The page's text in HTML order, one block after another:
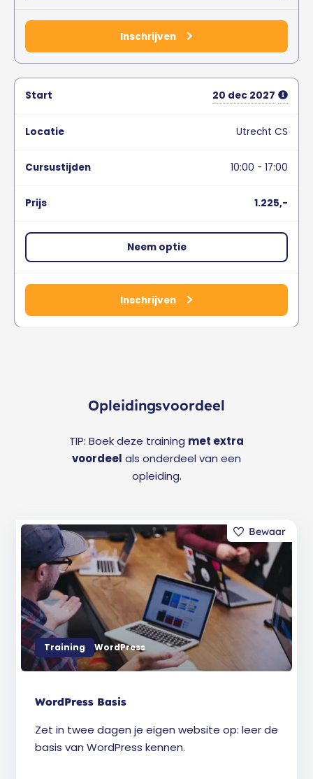
Inschrijven
20 dec 2027
Utrecht CS
10:00 - 17:00
1.225,-
Neem optie
Inschrijven
Opleidingsvoordeel
TIP: Boek deze training met extra
voordeel als onderdeel van een
opleiding.
Training WordPress
WordPress Basis
Zet in twee dagen je eigen website op: leer de
basis van WordPress kennen.